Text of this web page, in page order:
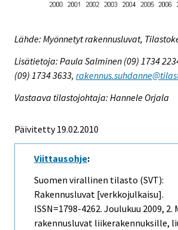
Lähde: Myönnetyt rakennusluvat,
Lisätietoja: Paula Salminen (09) 1734
(09) 1734 3633,
Vastaava tilastojohtaja: Hannele Orjala
Päivitetty 19.02.2010
Viittausohje:
Suomen virallinen tilasto (SVT):
Rakennusluvat [verkkojulkaisu].
ISSN=1798-4262. Joulukuu 2009,
rakennusluvat liikerakennuksille,